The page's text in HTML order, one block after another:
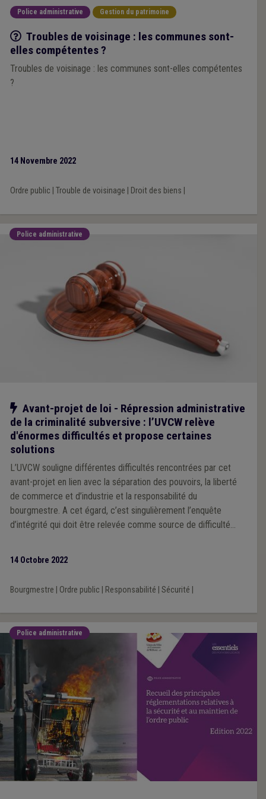
Police administrative Gestion du patrimoine
Q/R
Troubles de voisinage : les communes sont-
elles compétentes ?
Troubles de voisinage : les communes sont-elles compétentes
?
14 Novembre 2022
Ordre public Trouble de voisinage Droit des biens
Police administrative
Notre action
Avant-projet de loi - Répression administrative
de la criminalité subversive : l’UVCW relève
d'énormes difficultés et propose certaines
solutions
L’UVCW souligne différentes difficultés rencontrées par cet
avant-projet en lien avec la séparation des pouvoirs, la liberté
de commerce et d’industrie et la responsabilité du
bourgmestre. A cet égard, c’est singulièrement l’enquête
d’intégrité qui doit être relevée comme source de difficulté
être prises, mais que certaines solutions proposées par l’avant-
projet ne correspondent pas aux attentes de terrain.
14 Octobre 2022
Bourgmestre Ordre public Responsabilité Sécurité
Police administrative